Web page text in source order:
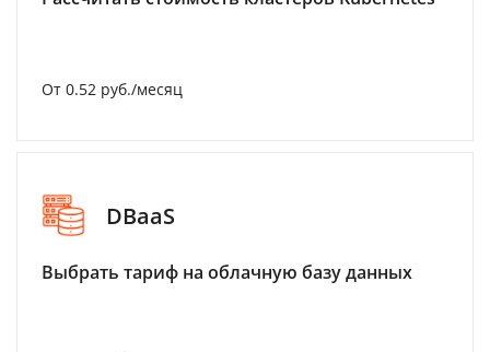
От 0.52 руб./месяц
DBaaS
Выбрать тариф на облачную базу данных